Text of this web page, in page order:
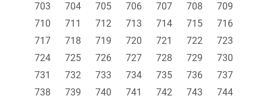
703
704 705 706 707 708
709
710
711 712 713 714 715
716
717
718 719 720 721 722
723
724
725 726 727 728 729
730
731
732 733 734 735 736
737
738
739 740 741 742 743
744